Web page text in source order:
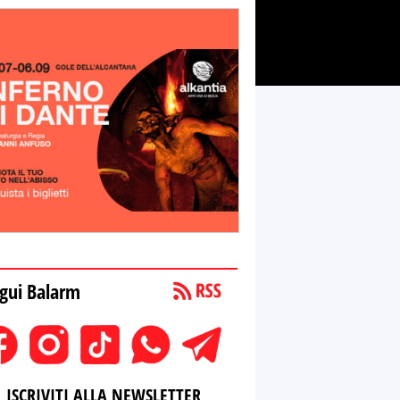
Balarm
ISCRIVITI ALLA NEWSLETTER